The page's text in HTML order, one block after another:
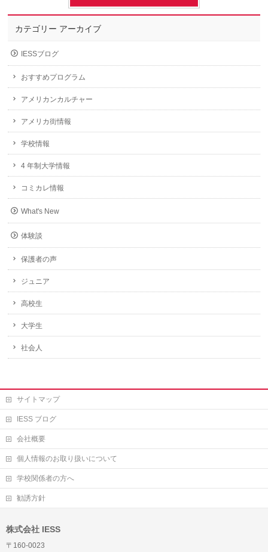
カテゴリー アーカイブ
IESSブログ
おすすめプログラム
アメリカンカルチャー
アメリカ街情報
学校情報
4 年制大学情報
コミカレ情報
What's New
体験談
保護者の声
ジュニア
高校生
大学生
社会人
サイトマップ
IESS ブログ
会社概要
個人情報のお取り扱いについて
学校関係者の方へ
勧誘方針
株式会社 IESS
〒160-0023